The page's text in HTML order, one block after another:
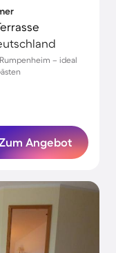
– ideal
Angebot